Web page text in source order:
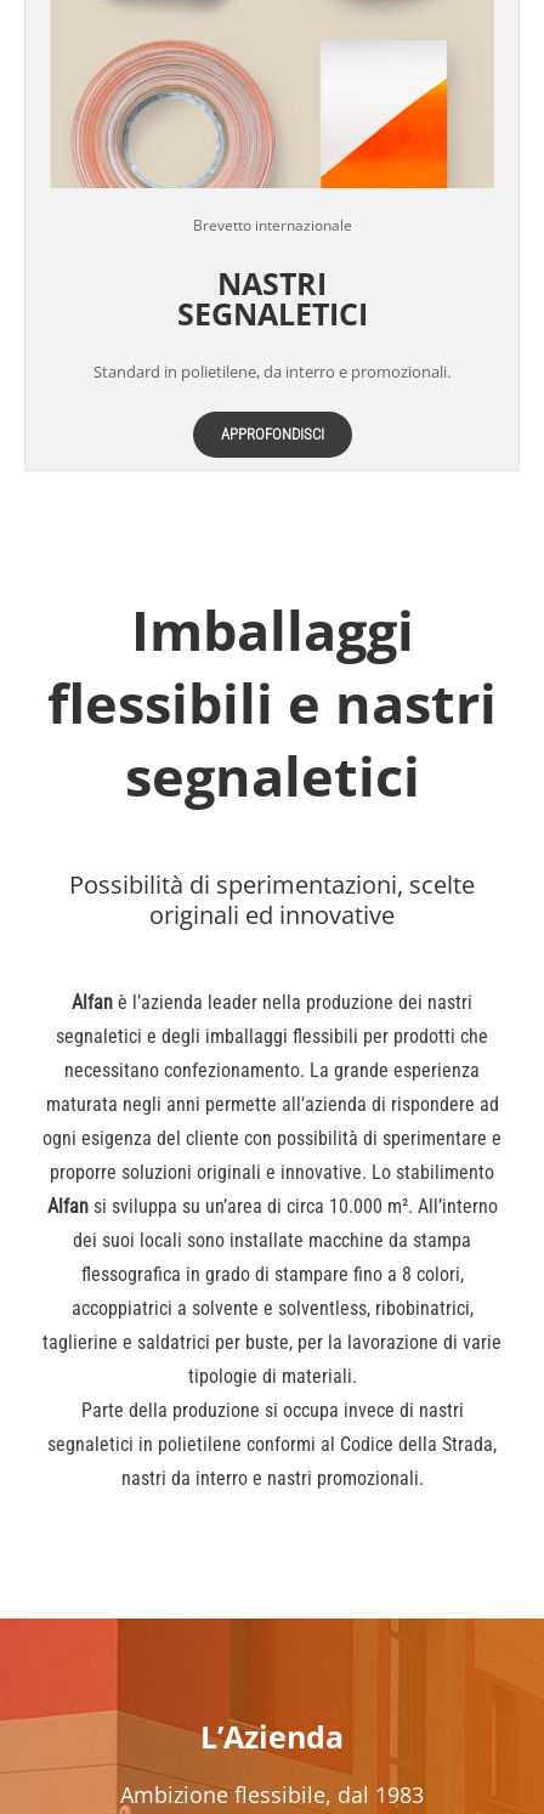
Brevetto internazionale
NASTRI
SEGNALETICI
Standard in polietilene, da interro e promozionali.
APPROFONDISCI
Imballaggi
flessibili e nastri
segnaletici
Possibilità di sperimentazioni, scelte
originali ed innovative
Alfan è l’azienda leader nella produzione dei nastri
segnaletici e degli imballaggi flessibili per prodotti che
necessitano confezionamento. La grande esperienza
maturata negli anni permette all’azienda di rispondere ad
ogni esigenza del cliente con possibilità di sperimentare e
proporre soluzioni originali e innovative. Lo stabilimento
Alfansi sviluppa su un’area di circa 10.000 m². All’interno
dei suoi locali sono installate macchine da stampa
flessografica in grado di stampare fino a 8 colori,
accoppiatrici a solvente e solventless, ribobinatrici,
taglierine e saldatrici per buste, per la lavorazione di varie
tipologie di materiali.
Parte della produzione si occupa invece di nastri
segnaletici in polietilene conformi al Codice della Strada,
nastri da interro e nastri promozionali.
L’Azienda
Ambizione flessibile, dal 1983